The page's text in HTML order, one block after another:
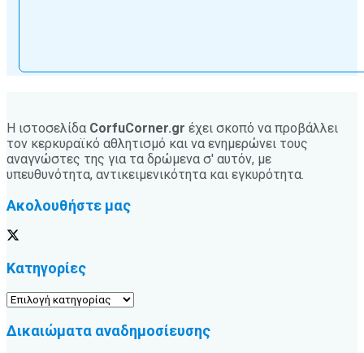
Η ιστοσελίδα CorfuCorner.gr έχει σκοπό να προβάλλει
τον κερκυραϊκό αθλητισμό και να ενημερώνει τους
αναγνώστες της για τα δρώμενα σ' αυτόν, με
υπευθυνότητα, αντικειμενικότητα και εγκυρότητα.
Ακολουθήστε μας
Κατηγορίες
Κατηγορίες
Δικαιώματα αναδημοσίευσης